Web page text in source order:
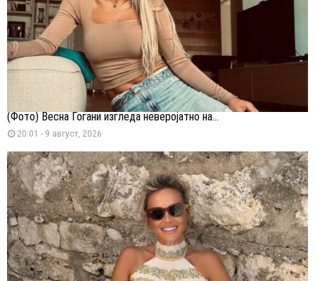
(Фото) Весна Ѓогани изгледа неверојатно на...
20:01 - 9 август, 2026